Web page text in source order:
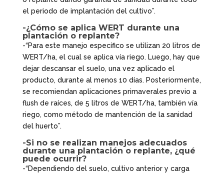
el periodo de implantación del cultivo”.
-¿Cómo se aplica WERT durante una
plantación o replante?
-“Para este manejo específico se utilizan 20 litros de
WERT/ha, el cual se aplica vía riego. Luego, hay que
dejar descansar el suelo, una vez aplicado el
producto, durante al menos 10 días. Posteriormente,
se recomiendan aplicaciones primaverales previo a
flush de raíces, de 5 litros de WERT/ha, también vía
riego, como método de mantención de la sanidad
del huerto”.
-Si no se realizan manejos adecuados
durante una plantación o replante, ¿qué
puede ocurrir?
-“Dependiendo del suelo, cultivo anterior y carga